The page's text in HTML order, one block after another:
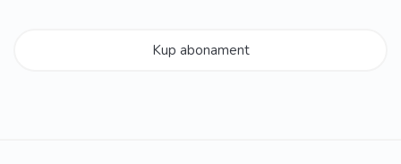
Kup abonament